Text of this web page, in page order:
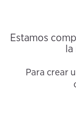
Estamos
Para crear